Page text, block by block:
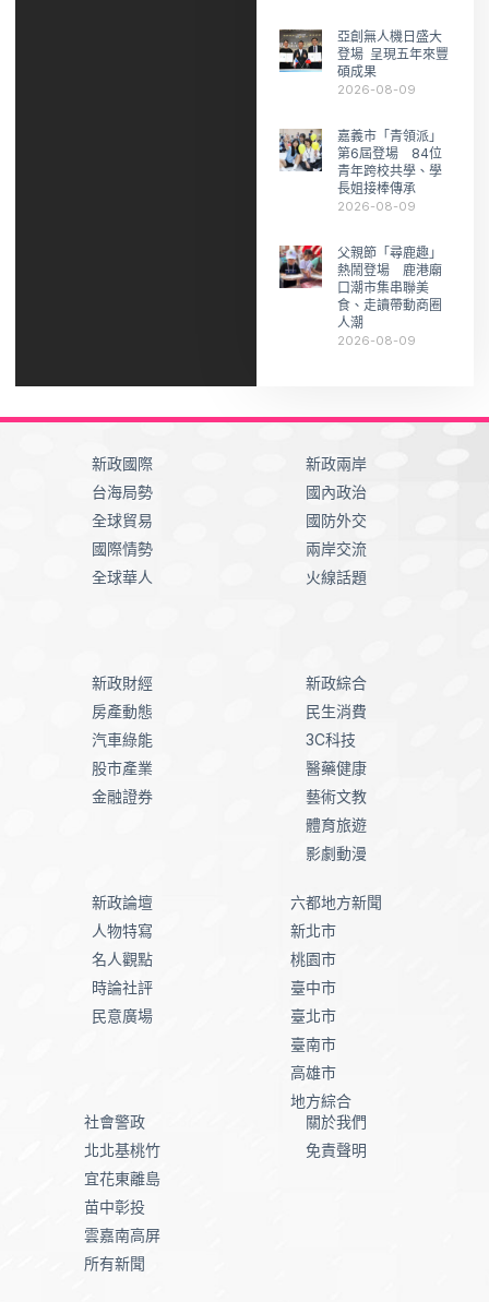
亞創無人機日盛大
登場 呈現五年來豐
碩成果
2026-08-09
嘉義市「青領派」
第6屆登場 84位
青年跨校共學、學
長姐接棒傳承
2026-08-09
父親節「尋鹿趣」
熱鬧登場 鹿港廟
口潮市集串聯美
食、走讀帶動商圈
人潮
2026-08-09
新政國際
台海局勢
全球貿易
國際情勢
全球華人
新政兩岸
國內政治
國防外交
兩岸交流
火線話題
新政財經
房產動態
汽車綠能
股市產業
金融證券
新政綜合
民生消費
3C科技
醫藥健康
藝術文教
體育旅遊
影劇動漫
新政論壇
人物特寫
名人觀點
時論社評
民意廣場
六都地方新聞
新北市
桃園市
臺中市
臺北市
臺南市
高雄市
地方綜合
社會警政
北北基桃竹
宜花東離島
苗中彰投
雲嘉南高屏
所有新聞
關於我們
免責聲明